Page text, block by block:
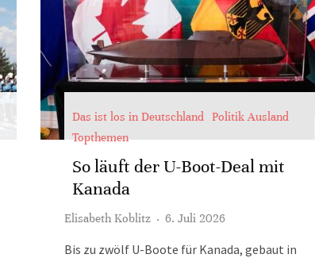
Das ist los in Deutschland Politik Ausland
Topthemen
So läuft der U-Boot-Deal mit
Kanada
Elisabeth Koblitz · 6. Juli 2026
Bis zu zwölf U-Boote für Kanada, gebaut in